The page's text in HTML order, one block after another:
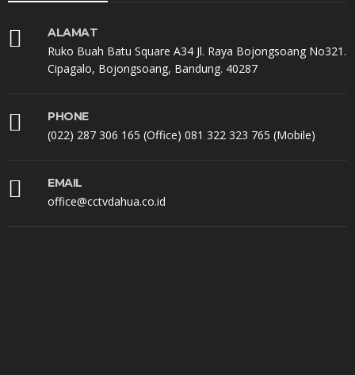
ALAMAT
Ruko Buah Batu Square A34 Jl. Raya Bojongsoang No321.
Cipagalo, Bojongsoang, Bandung. 40287
PHONE
(022) 287 306 165 (Office) 081 322 323 765 (Mobile)
EMAIL
office@cctvdahua.co.id